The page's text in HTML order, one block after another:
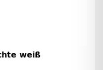
weiß